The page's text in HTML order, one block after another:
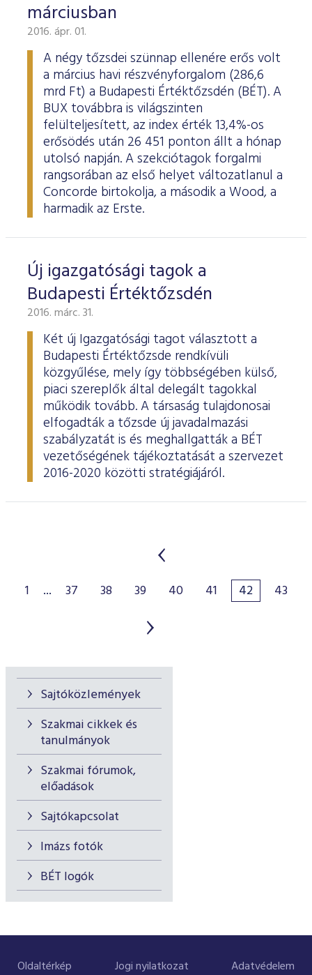
Sajtóközlemények
Szakmai cikkek és
tanulmányok
Szakmai fórumok,
előadások
Sajtókapcsolat
Imázs fotók
BÉT logók
márciusban
2016. ápr. 01.
A négy tőzsdei szünnap ellenére erős volt
a március havi részvényforgalom (286,6
mrd Ft) a Budapesti Értéktőzsdén (BÉT). A
BUX továbbra is világszinten
felülteljesített, az index érték 13,4%-os
erősödés után 26 451 ponton állt a hónap
utolsó napján. A szekciótagok forgalmi
rangsorában az első helyet változatlanul a
Concorde birtokolja, a második a Wood, a
harmadik az Erste.
Új igazgatósági tagok a
Budapesti Értéktőzsdén
2016. márc. 31.
Két új Igazgatósági tagot választott a
Budapesti Értéktőzsde rendkívüli
közgyűlése, mely így többségében külső,
piaci szereplők által delegált tagokkal
működik tovább. A társaság tulajdonosai
elfogadták a tőzsde új javadalmazási
szabályzatát is és meghallgatták a BÉT
vezetőségének tájékoztatását a szervezet
2016-2020 közötti stratégiájáról.
1 ... 37 38 39 40 41 42 43
Oldaltérkép Jogi nyilatkozat Adatvédelem